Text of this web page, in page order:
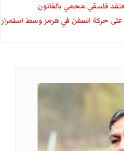
فلسفي محمي بالقانون
على حركة السفن في هرمز وسط استمرار